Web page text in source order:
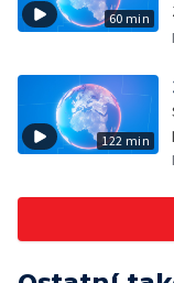
60 min
122 min